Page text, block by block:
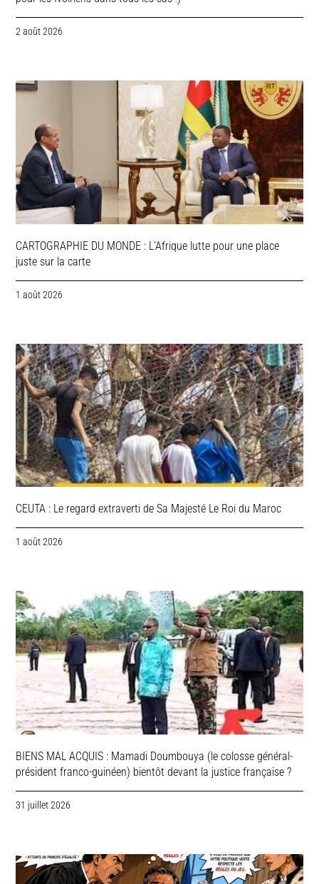
2 août 2026
CARTOGRAPHIE DU MONDE : L’Afrique lutte pour une place
juste sur la carte
1 août 2026
CEUTA : Le regard extraverti de Sa Majesté Le Roi du Maroc
1 août 2026
BIENS MAL ACQUIS : Mamadi Doumbouya (le colosse général-
président franco-guinéen) bientôt devant la justice française ?
31 juillet 2026